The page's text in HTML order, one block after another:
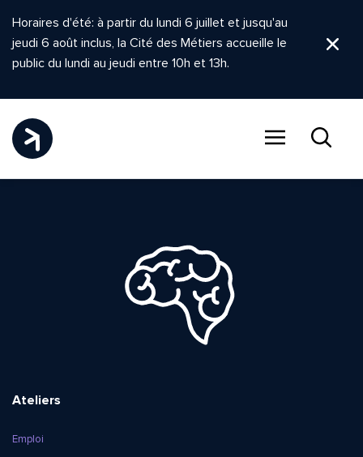
Horaires d'été: à partir du lundi 6 juillet et jusqu'au
jeudi 6 août inclus, la Cité des Métiers accueille le
public du lundi au jeudi entre 10h et 13h.
Ateliers
Emploi